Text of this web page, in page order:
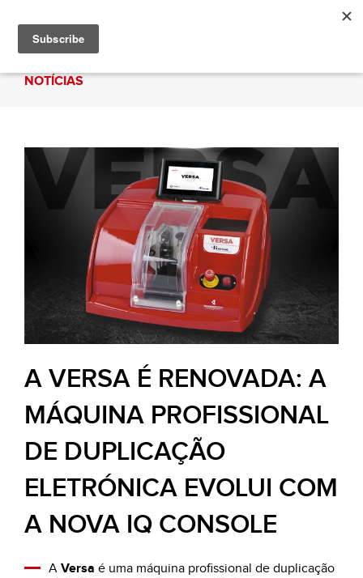
NOTÍCIAS
A VERSA É RENOVADA: A
MÁQUINA PROFISSIONAL
DE DUPLICAÇÃO
ELETRÓNICA EVOLUI COM
A NOVA IQ CONSOLE
A Versa é uma máquina profissional de duplicação